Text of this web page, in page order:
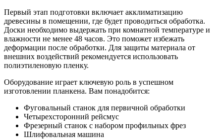
Первый этап подготовки включает акклиматизацию
древесины в помещении, где будет проводиться обработка.
Доски необходимо выдержать при комнатной температуре и
влажности не менее 48 часов. Это поможет избежать
деформации после обработки. Для защиты материала от
внешних воздействий рекомендуется использовать
полиэтиленовую пленку.
Оборудование играет ключевую роль в успешном
изготовлении планкена. Вам понадобится:
Фуговальный станок для первичной обработки
Четырехсторонний рейсмус
Фрезерный станок с набором профильных фрез
Шлифовальная машина